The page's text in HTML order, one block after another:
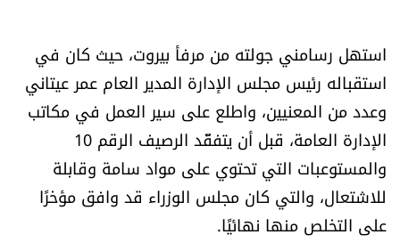
الصحافة الإسرائيلية
ثقافة وفنون
فصل من كتاب
اقرأ تضحك
استهل رسامني جولته من مرفأ بيروت، حيث كان في
استقباله رئيس مجلس الإدارة المدير العام عمر عيتاني
وعدد من المعنيين، واطلع على سير العمل في مكاتب
الإدارة العامة، قبل أن يتفقّد الرصيف الرقم 10
والمستوعبات التي تحتوي على مواد سامة وقابلة
للاشتعال، والتي كان مجلس الوزراء قد وافق مؤخرًا
على التخلص منها نهائيًا.